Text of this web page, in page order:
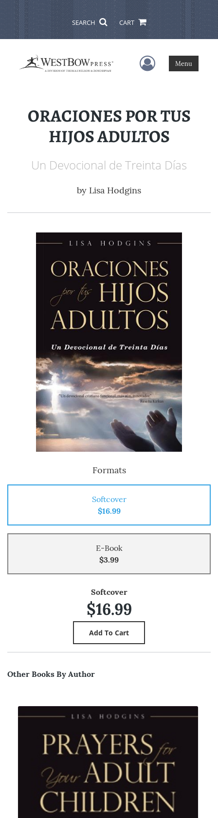
SEARCH CART
User Menu
Menu
ORACIONES POR TUS
HIJOS ADULTOS
Un Devocional de Treinta Días
by Lisa Hodgins
Formats
Softcover
$16.99
E-Book
$3.99
Softcover
$16.99
Other Books By Author